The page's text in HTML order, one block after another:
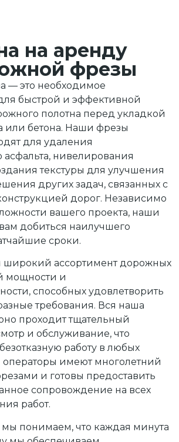
на аренду
фрезы
— это необходимое
быстрой и эффективной
полотна перед укладкой
или бетона. Наши фрезы
для удаления
нивелирования
текстуры для улучшения
других задач, связанных с
дорог. Независимо
вашего проекта, наши
добиться наилучшего
сроки.
широкий ассортимент дорожных
мощности и
способных удовлетворить
требования. Вся наша
проходит тщательный
и обслуживание, что
работу в любых
имеют многолетний
и готовы предоставить
сопровождение на всех
работ.
мы понимаем, что каждая минута